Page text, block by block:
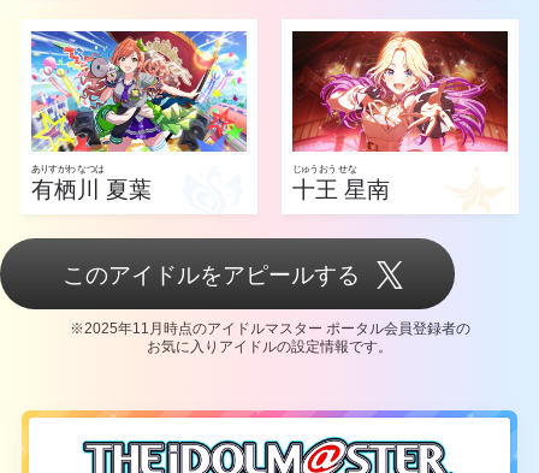
ありすがわ なつは
有栖川 夏葉
じゅうおう せな
十王 星南
このアイドルをアピールする
※2025年11月時点のアイドルマスター ポータル会員登録者の
お気に入りアイドルの設定情報です。